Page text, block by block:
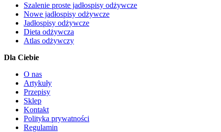
Szalenie proste jadłospisy odżywcze
Nowe jadłospisy odżywcze
Jadłospisy odżywcze
Dieta odżywcza
Atlas odżywczy
Dla Ciebie
O nas
Artykuły
Przepisy
Sklep
Kontakt
Polityka prywatności
Regulamin